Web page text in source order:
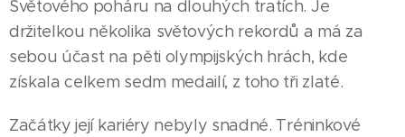
Světového poháru na dlouhých tratích. Je
držitelkou několika světových rekordů a má za
sebou účast na pěti olympijských hrách, kde
získala celkem sedm medailí, z toho tři zlaté.
Začátky její kariéry nebyly snadné. Tréninkové